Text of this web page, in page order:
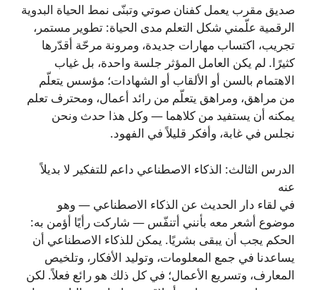
صديق مقرب يعمل كفنان صوتي وتبنّى نمط الحياة البدوية
الرقمية علّمني شكل التعلم مدى الحياة: تطوير مستمر،
تجريب، اكتساب مهارات جديدة، ومرونة مرحّة أقدّرها
كثيرًا. لم يكن العامل المؤثر جلسة واحدة، بل غياب
الاهتمام بالسن أو الألقاب أو الشهادات؛ مؤسس يتعلّم
من مراهق، ومراهق يتعلّم من رائد أعمال، ومحترف تعلم
يمكنه أن يستفيد من كلاهما — وكل هذا حدث ونحن
نجلس في غابة، وأفكر قليلاً في الفهود.
الدرس الثالث: الذكاء الاصطناعي داعم للتفكير لا بديلاً
عنه
في لقاء دار الحديث عن الذكاء الاصطناعي — وهو
موضوع أشعر معه بأنني أتنفّس — شاركت رأيًا أؤمن به:
الحكم يجب أن يبقى بشريًا. يمكن للذكاء الاصطناعي أن
يساعدنا في جمع المعلومات، وتوليد الأفكار، وتلخيص
المعارف، وتسريع الأعمال؛ في كل ذلك هو رائع فعلاً. لكن